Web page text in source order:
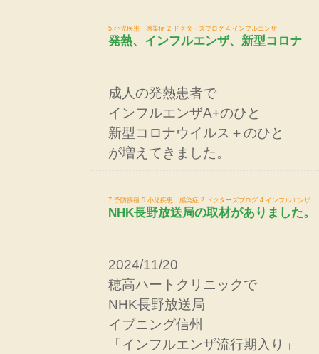
5.小児疾患 感染症 2.ドクターズブログ 4.インフルエンザ
発熱、インフルエンザ、新型コロナ
成人の発熱患者で
インフルエンザA+のひと
新型コロナウイルス＋のひと
が増えてきました。
7.予防接種 5.小児疾患 感染症 2.ドクターズブログ 4.インフルエンザ
NHK長野放送局の取材がありました。
2024/11/20
穂高ハートクリニックで
NHK長野放送局
イブニング信州
「インフルエンザ流行期入り」